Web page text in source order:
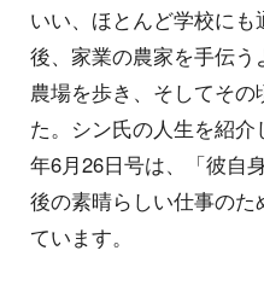
いい、ほとんど学校に
後、家業の農家を手伝
農場を歩き、そしてそ
た。シン氏の人生を紹
年6月26日号は、「彼自
後の素晴らしい仕事の
ています。